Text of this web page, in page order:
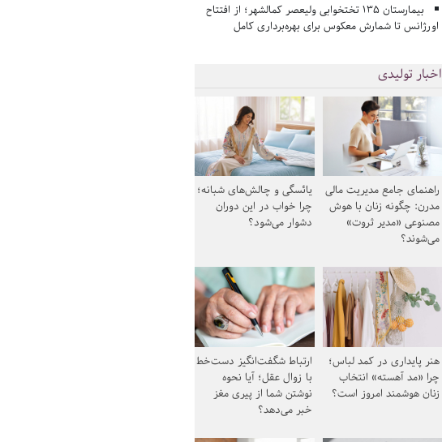
بیمارستان ۱۳۵ تختخوابی ولیعصر کمالشهر؛ از افتتاح
اورژانس تا شمارش معکوس برای بهره‌برداری کامل
اخبار تولیدی
راهنمای جامع مدیریت مالی
مدرن: چگونه زنان با هوش
مصنوعی «مدیر ثروت»
می‌شوند؟
یائسگی و چالش‌های شبانه؛
چرا خواب در این دوران
دشوار می‌شود؟
هنر پایداری در کمد لباس؛
چرا «مد آهسته» انتخاب
زنان هوشمند امروز است؟
ارتباط شگفت‌انگیز دست‌خط
با زوال عقل؛ آیا نحوه
نوشتن شما از پیری مغز
خبر می‌دهد؟